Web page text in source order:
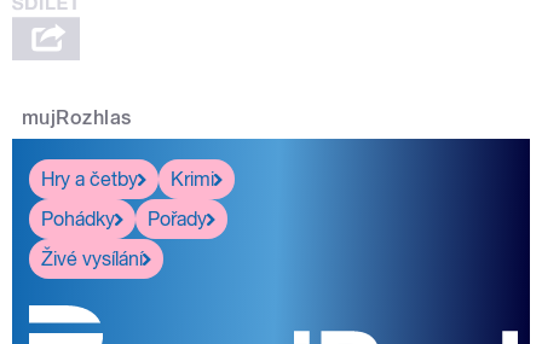
mujRozhlas
Hry a četby
Krimi
Pohádky
Pořady
Živé vysílání